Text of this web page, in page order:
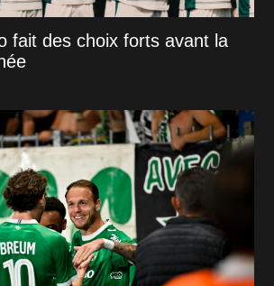
fait des choix forts avant la